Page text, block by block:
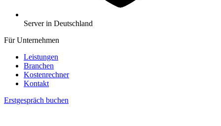
Server in Deutschland
Für Unternehmen
Leistungen
Branchen
Kostenrechner
Kontakt
Erstgespräch buchen